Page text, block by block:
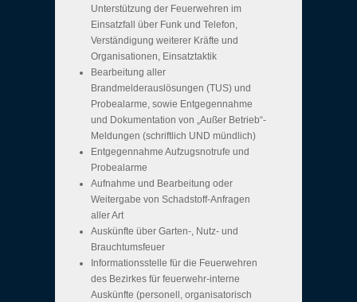
Unterstützung der Feuerwehren im
Einsatzfall über Funk und Telefon,
Verständigung weiterer Kräfte und
Organisationen, Einsatztaktik
Bearbeitung aller
Brandmelderauslösungen (TUS) und
Probealarme, sowie Entgegennahme
und Dokumentation von „Außer Betrieb“-
Meldungen (schriftlich UND mündlich)
Entgegennahme Aufzugsnotrufe und
Probealarme
Aufnahme und Bearbeitung oder
Weitergabe von Schadstoff-Anfragen
aller Art
Auskünfte über Garten-, Nutz- und
Brauchtumsfeuer
Informationsstelle für die Feuerwehren
des Bezirkes für feuerwehr-interne
Auskünfte (personell, organisatorisch